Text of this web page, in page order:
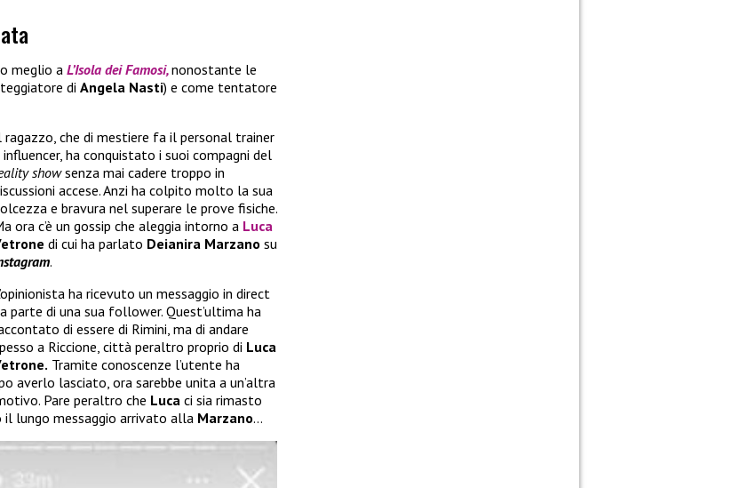
meglio a L’Isola dei Famosi,nonostante le
di Angela Nasti) e come tentatore
ragazzo, che di mestiere fa il personal trainer
influencer, ha conquistato i suoi compagni del
showsenza mai cadere troppo in
accese. Anzi ha colpito molto la sua
e bravura nel superare le prove fisiche.
ora c’è un gossip che aleggia intorno a Luca
di cui ha parlato Deianira Marzano su
.
ha ricevuto un messaggio in direct
parte di una sua follower. Quest’ultima ha
di essere di Rimini, ma di andare
a Riccione, città peraltro proprio di Luca
Tramite conoscenze l’utente ha
averlo lasciato, ora sarebbe unita a un’altra
Pare peraltro che Luca ci sia rimasto
il lungo messaggio arrivato alla Marzano…